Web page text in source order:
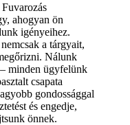
ahogyan ön
igényeihez.
a tárgyait,
Nálunk
minden ügyfelünk
csapata
gondossággal
és engedje,
önnek.